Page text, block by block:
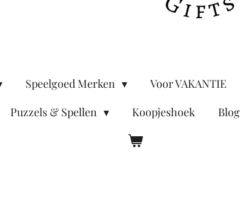
Speelgoed Merken Voor VAKANTIE
Puzzels & Spellen Koopjeshoek Blog